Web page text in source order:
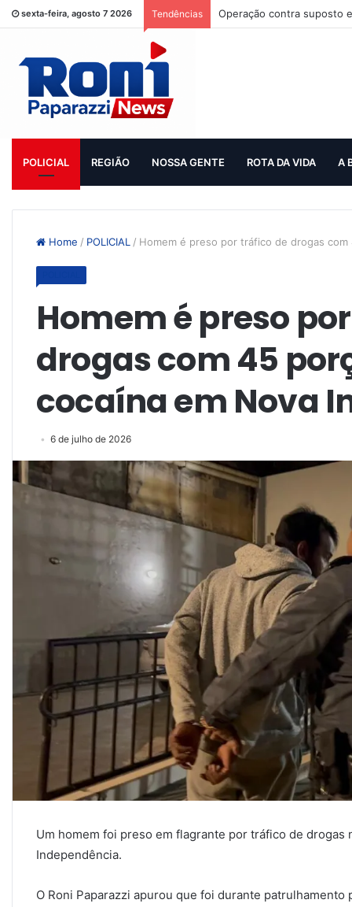
sexta-feira, agosto 7 2026 Tendências Operação contra suposto
POLICIAL REGIÃO NOSSA GENTE ROTA DA VIDA A
Home / POLICIAL / Homem é preso por tráfico de drogas
Homem é preso
drogas com 45
cocaína em Nova
6 de julho de 2026
Um homem foi preso em flagrante por tráfico de drogas
Independência.
O Roni Paparazzi apurou que foi durante